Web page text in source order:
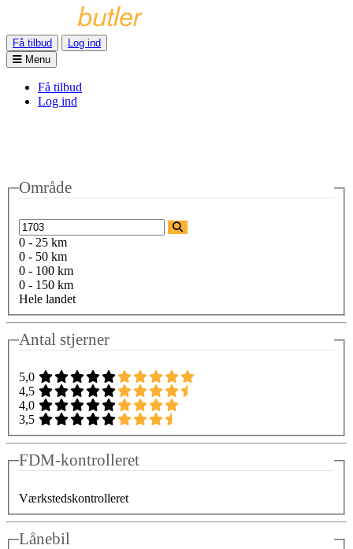
Få tilbud
Log ind
Menu
Få tilbud
Log ind
Område
0 - 25 km
0 - 50 km
0 - 100 km
0 - 150 km
Hele landet
Antal stjerner
5,0
4,5
4,0
3,5
FDM-kontrolleret
Værkstedskontrolleret
Lånebil